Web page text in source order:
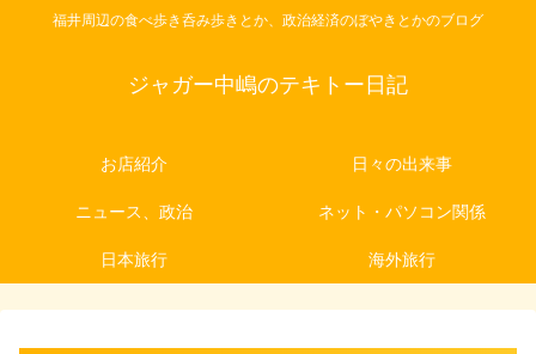
福井周辺の食べ歩き呑み歩きとか、政治経済のぼやきとかのブログ
ジャガー中嶋のテキトー日記
お店紹介 日々の出来事
ニュース、政治 ネット・パソコン関係
日本旅行 海外旅行